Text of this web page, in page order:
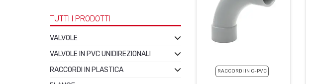
TUTTI I PRODOTTI
VALVOLE
VALVOLE IN PVC UNIDIREZIONALI
RACCORDI IN PLASTICA
RACCORDI IN C-PVC